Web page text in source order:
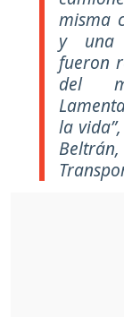
misma
y una
fueron
del
la